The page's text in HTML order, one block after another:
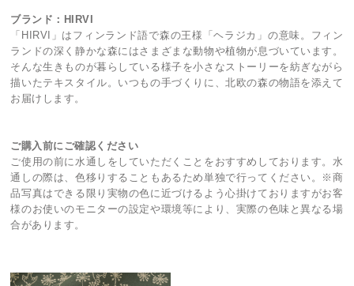
ブランド：HIRVI
「HIRVI」はフィンランド語で森の王様「ヘラジカ」の意味。フィン
ランドの深く静かな森にはさまざまな動物や植物が息づいています。
そんな生きものが暮らしている様子を小さなストーリーを紡ぎながら
描いたテキスタイル。いつもの手づくりに、北欧の森の物語を添えて
お届けします。
ご購入前にご確認ください
ご使用の前に水通しをしていただくことをおすすめしております。水
通しの際は、色移りすることもあるため単独で行ってください。※商
品写真はできる限り実物の色に近づけるよう心掛けておりますがお客
様のお使いのモニターの設定や環境等により、実際の色味と異なる場
合があります。